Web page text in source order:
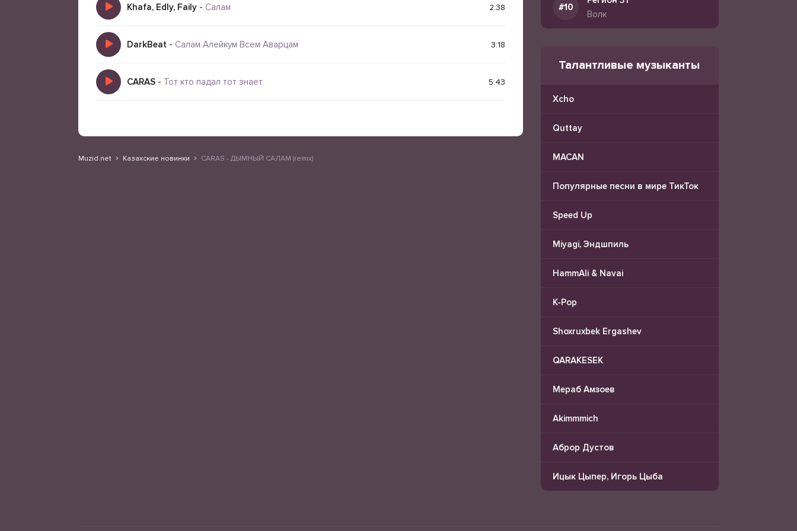
Khafa, Edly, Faily - Салам 2:38
DarkBeat - Салам Алейкум Всем Аварцам 3:18
CARAS - Тот кто падал тот знает 5:43
Muzid.net Казахские новинки CARAS - ДЫМНЫЙ САЛАМ (remix)
Волк
Талантливые музыканты
Xcho
Quttay
MACAN
Популярные песни в мире ТикТок
Speed Up
Miyagi, Эндшпиль
HammAli & Navai
K-Pop
Shoxruxbek Ergashev
QARAKESEK
Мераб Амзоев
Akimmmich
Аброр Дустов
Ицык Цыпер, Игорь Цыба